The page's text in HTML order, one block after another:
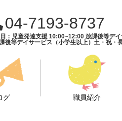
04-7193-8737
日：児童発達支援 10:00~12:00 放課後等デ
課後等デイサービス（小学生以上）土・祝・
グ 職員紹介